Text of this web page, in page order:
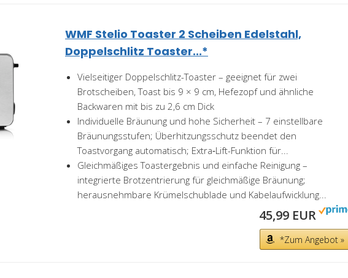
WMF Stelio Toaster 2 Scheiben Edelstahl,
Doppelschlitz Toaster...*
Vielseitiger Doppelschlitz-Toaster – geeignet für zwei
Brotscheiben, Toast bis 9 × 9 cm, Hefezopf und ähnliche
Backwaren mit bis zu 2,6 cm Dick
Individuelle Bräunung und hohe Sicherheit – 7 einstellbare
Bräunungsstufen; Überhitzungsschutz beendet den
Toastvorgang automatisch; Extra‑Lift-Funktion für...
Gleichmäßiges Toastergebnis und einfache Reinigung –
integrierte Brotzentrierung für gleichmäßige Bräunung;
herausnehmbare Krümelschublade und Kabelaufwicklung...
45,99 EUR
*Zum Angebot »